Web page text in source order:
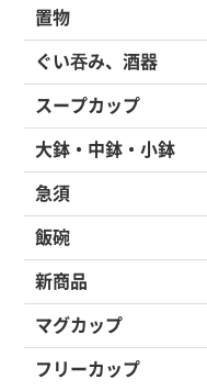
置物
ぐい吞み、酒器
スープカップ
大鉢・中鉢・小鉢
急須
飯碗
新商品
マグカップ
フリーカップ